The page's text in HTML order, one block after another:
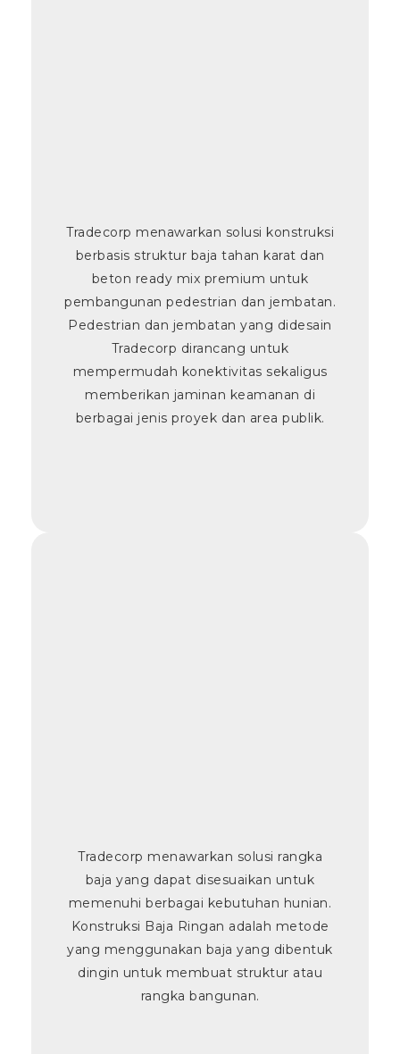
Tradecorp menawarkan solusi konstruksi
berbasis struktur baja tahan karat dan
beton ready mix premium untuk
pembangunan pedestrian dan jembatan.
Pedestrian dan jembatan yang didesain
Tradecorp dirancang untuk
mempermudah konektivitas sekaligus
memberikan jaminan keamanan di
berbagai jenis proyek dan area publik.
Tradecorp menawarkan solusi rangka
baja yang dapat disesuaikan untuk
memenuhi berbagai kebutuhan hunian.
Konstruksi Baja Ringan adalah metode
yang menggunakan baja yang dibentuk
dingin untuk membuat struktur atau
rangka bangunan.